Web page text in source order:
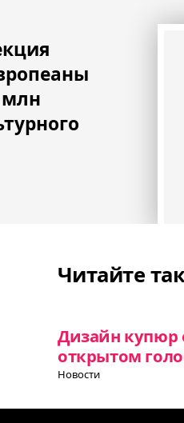
млн
Читайте
Дизайн купюр
открытом
Новости